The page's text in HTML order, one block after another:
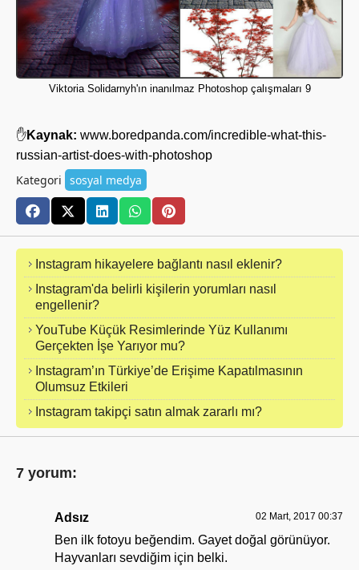
Viktoria Solidarnyh'ın inanılmaz Photoshop çalışmaları 9
✋Kaynak: www.boredpanda.com/incredible-what-this-
russian-artist-does-with-photoshop
Kategori sosyal medya
Instagram hikayelere bağlantı nasıl eklenir?
Instagram'da belirli kişilerin yorumları nasıl
engellenir?
YouTube Küçük Resimlerinde Yüz Kullanımı
Gerçekten İşe Yarıyor mu?
Instagram’ın Türkiye’de Erişime Kapatılmasının
Olumsuz Etkileri
Instagram takipçi satın almak zararlı mı?
7 yorum:
Adsız 02 Mart, 2017 00:37
Ben ilk fotoyu beğendim. Gayet doğal görünüyor.
Hayvanları sevdiğim için belki.